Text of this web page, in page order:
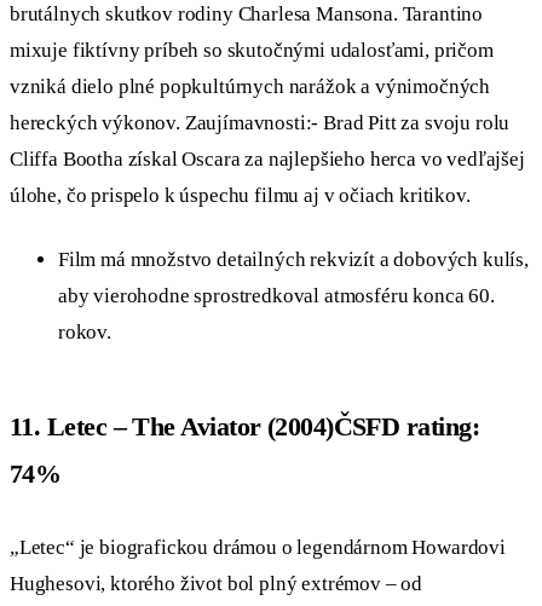
brutálnych skutkov rodiny Charlesa Mansona. Tarantino
mixuje fiktívny príbeh so skutočnými udalosťami, pričom
vzniká dielo plné popkultúrnych narážok a výnimočných
hereckých výkonov. Zaujímavnosti:- Brad Pitt za svoju rolu
Cliffa Bootha získal Oscara za najlepšieho herca vo vedľajšej
úlohe, čo prispelo k úspechu filmu aj v očiach kritikov.
Film má množstvo detailných rekvizít a dobových kulís,
aby vierohodne sprostredkoval atmosféru konca 60.
rokov.
11. Letec – The Aviator (2004)ČSFD rating:
74%
„Letec“ je biografickou drámou o legendárnom Howardovi
Hughesovi, ktorého život bol plný extrémov – od